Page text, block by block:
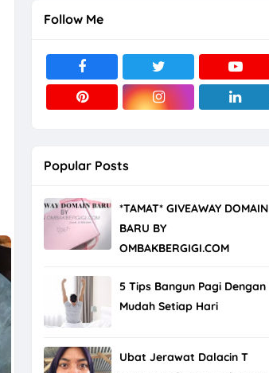
Follow Me
Popular Posts
*TAMAT* GIVEAWAY DOMAIN
BARU BY
OMBAKBERGIGI.COM
5 Tips Bangun Pagi Dengan
Mudah Setiap Hari
Ubat Jerawat Dalacin T